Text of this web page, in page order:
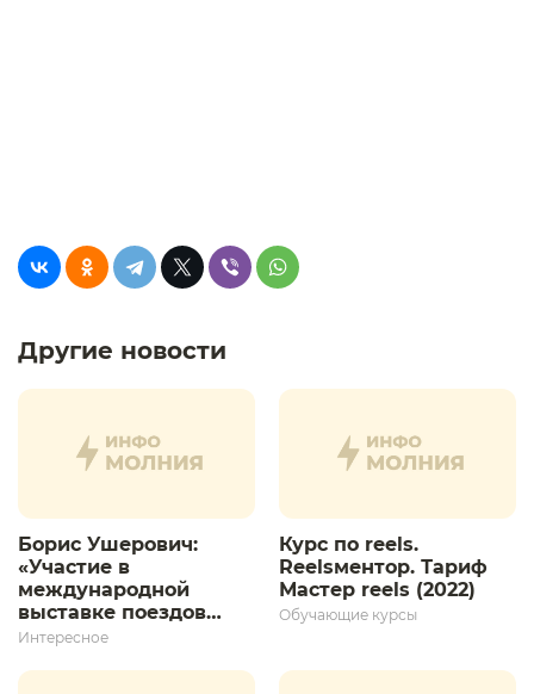
Другие новости
Борис Ушерович:
«Участие в
международной
выставке поездов
дает толчок для
развития»
Интересное
Курс по reels.
Reelsментор. Тариф
Мастер reels (2022)
Обучающие курсы